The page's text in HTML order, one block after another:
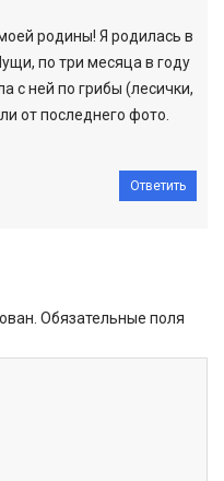
родины! Я родилась в
по три месяца в году
с ней по грибы (лесички,
от последнего фото.
Ответить
Обязательные поля